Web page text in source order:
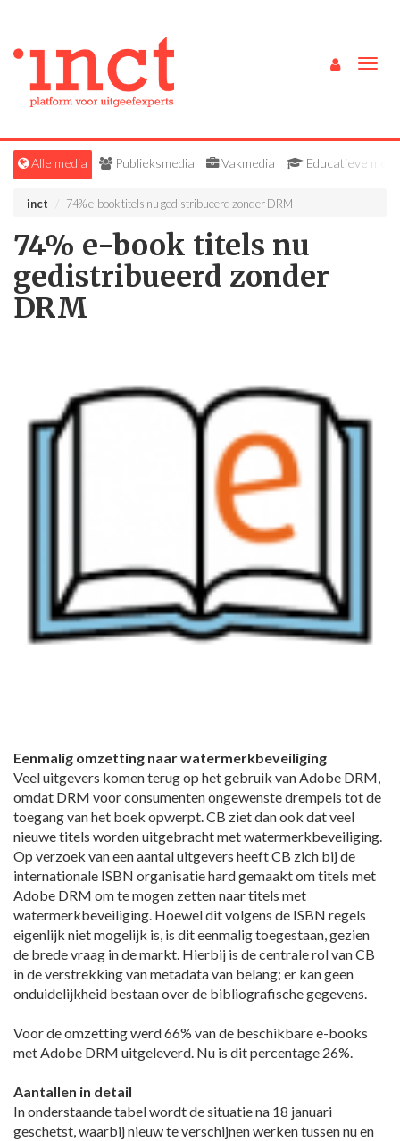
Alle media Publieksmedia Vakmedia Educatieve
inct 74% e-book titels nu gedistribueerd zonder DRM
74% e-book titels nu
gedistribueerd zonder
DRM
Eenmalig omzetting naar watermerkbeveiliging
Veel uitgevers komen terug op het gebruik van Adobe DRM,
omdat DRM voor consumenten ongewenste drempels tot de
toegang van het boek opwerpt. CB ziet dan ook dat veel
nieuwe titels worden uitgebracht met watermerkbeveiliging.
Op verzoek van een aantal uitgevers heeft CB zich bij de
internationale ISBN organisatie hard gemaakt om titels met
Adobe DRM om te mogen zetten naar titels met
watermerkbeveiliging. Hoewel dit volgens de ISBN regels
eigenlijk niet mogelijk is, is dit eenmalig toegestaan, gezien
de brede vraag in de markt. Hierbij is de centrale rol van CB
in de verstrekking van metadata van belang; er kan geen
onduidelijkheid bestaan over de bibliografische gegevens.
Voor de omzetting werd 66% van de beschikbare e-books
met Adobe DRM uitgeleverd. Nu is dit percentage 26%.
Aantallen in detail
In onderstaande tabel wordt de situatie na 18 januari
geschetst, waarbij nieuw te verschijnen werken tussen nu en